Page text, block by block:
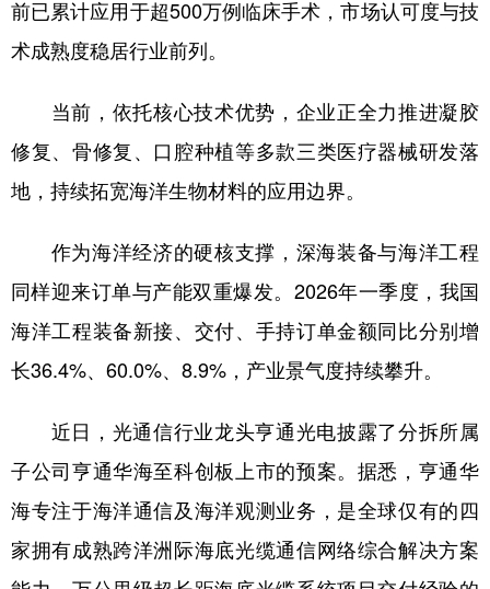
Deutsch Português
前已累计应用于超500万例临床手术，市场认可度与技
术成熟度稳居行业前列。
当前，依托核心技术优势，企业正全力推进凝胶
修复、骨修复、口腔种植等多款三类医疗器械研发落
地，持续拓宽海洋生物材料的应用边界。
作为海洋经济的硬核支撑，深海装备与海洋工程
同样迎来订单与产能双重爆发。2026年一季度，我国
海洋工程装备新接、交付、手持订单金额同比分别增
长36.4%、60.0%、8.9%，产业景气度持续攀升。
近日，光通信行业龙头亨通光电披露了分拆所属
子公司亨通华海至科创板上市的预案。据悉，亨通华
海专注于海洋通信及海洋观测业务，是全球仅有的四
家拥有成熟跨洋洲际海底光缆通信网络综合解决方案